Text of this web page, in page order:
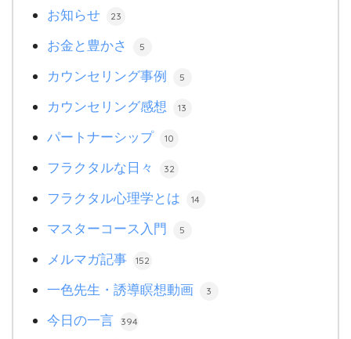
お知らせ 23
お金と豊かさ 5
カウンセリング事例 5
カウンセリング感想 13
パートナーシップ 10
フラクタルな日々 32
フラクタル心理学とは 14
マスターコース入門 5
メルマガ記事 152
一色先生・誘導瞑想動画 3
今日の一言 394